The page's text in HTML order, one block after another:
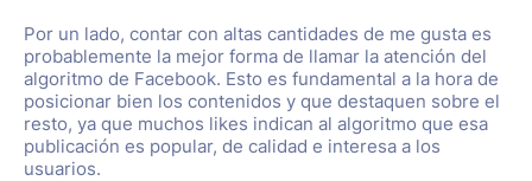
Por un lado, contar con altas cantidades de me gusta es
probablemente la mejor forma de llamar la atención del
algoritmo de Facebook. Esto es fundamental a la hora de
posicionar bien los contenidos y que destaquen sobre el
resto, ya que muchos likes indican al algoritmo que esa
publicación es popular, de calidad e interesa a los
usuarios.